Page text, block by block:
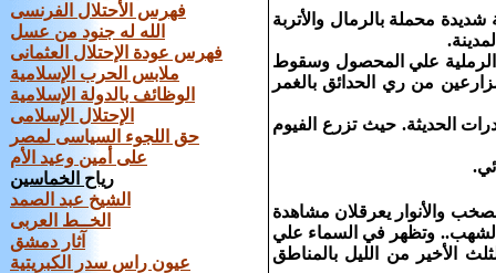
فهرس الأحتلال الفرنسى
الله له جنود من عسل
فهرس عودة الإحتلال العثمانى
ملابس الحرب الإسلامية
الوظائف بالدولة الإسلامية
الإحتلال الإسلامى
حق اللجوء السياسى لمصر
على أمين وعيد الأم
رياح الخماسين
الشيخ عبد الصمد
الخــط العربى
آثار دمشق
عيون راس سدر الكبريتية
محملة بالرمال والأتربة
الرملية علي المحصول وسقوط
من ري الحدائق بالغمر
الحديثة. حيث تزرع الفيوم
من إبريل 2007 م مقالة بعنوان " الصخب والأنوار يعرقلان مشاهدة
الشهب.. وتظهر في السماء علي
الأخير من الليل بالمناطق